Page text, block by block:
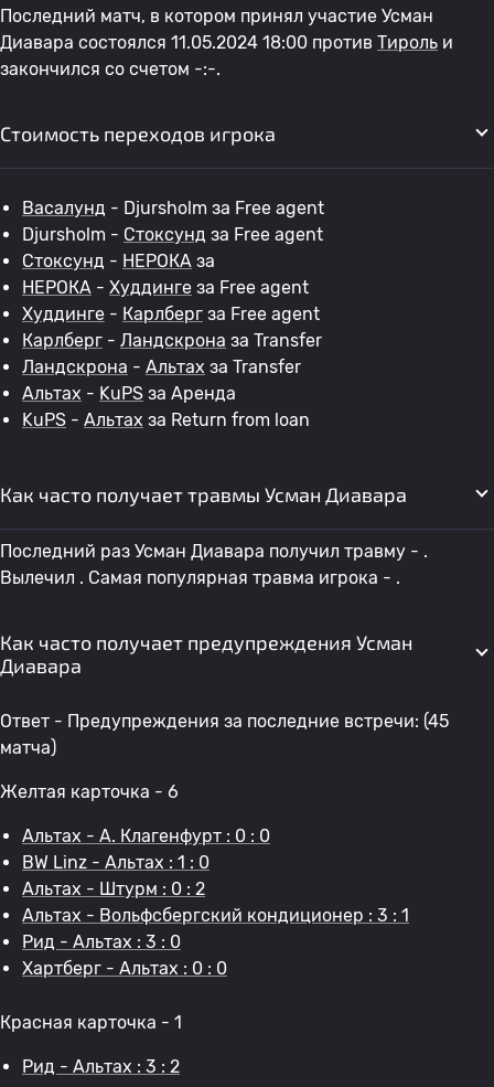
Последний матч, в котором принял участие Усман
Диавара состоялся 11.05.2024 18:00 против Тироль и
закончился со счетом -:-.
Стоимость переходов игрока
Васалунд - Djursholm за Free agent
Djursholm - Стоксунд за Free agent
Стоксунд - НЕРОКА за
НЕРОКА - Худдинге за Free agent
Худдинге - Карлберг за Free agent
Карлберг - Ландскрона за Transfer
Ландскрона - Альтах за Transfer
Альтах - KuPS за Аренда
KuPS - Альтах за Return from loan
Как часто получает травмы Усман Диавара
Последний раз Усман Диавара получил травму - .
Вылечил . Самая популярная травма игрока - .
Как часто получает предупреждения Усман
Диавара
Ответ - Предупреждения за последние встречи: (45
матча)
Желтая карточка - 6
Альтах - A. Клагенфурт : 0 : 0
BW Linz - Альтах : 1 : 0
Альтах - Штурм : 0 : 2
Альтах - Вольфсбергский кондиционер : 3 : 1
Рид - Альтах : 3 : 0
Хартберг - Альтах : 0 : 0
Красная карточка - 1
Рид - Альтах : 3 : 2